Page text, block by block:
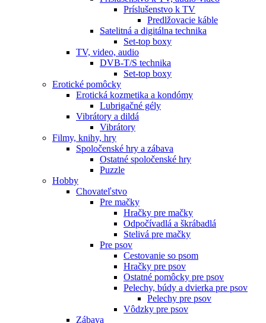
Príslušenstvo k TV
Predlžovacie káble
Satelitná a digitálna technika
Set-top boxy
TV, video, audio
DVB-T/S technika
Set-top boxy
Erotické pomôcky
Erotická kozmetika a kondómy
Lubrigačné gély
Vibrátory a dildá
Vibrátory
Filmy, knihy, hry
Spoločenské hry a zábava
Ostatné spoločenské hry
Puzzle
Hobby
Chovateľstvo
Pre mačky
Hračky pre mačky
Odpočívadlá a škrábadlá
Stelivá pre mačky
Pre psov
Cestovanie so psom
Hračky pre psov
Ostatné pomôcky pre psov
Pelechy, búdy a dvierka pre psov
Pelechy pre psov
Vôdzky pre psov
Zábava